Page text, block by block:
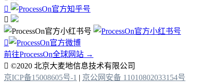



前往ProcessOn全球网站 →
 ©2020 北京大麦地信息技术有限公司
京ICP备15008605号-1 | 京公网安备 11010802033154号